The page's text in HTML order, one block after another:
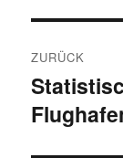
ZURÜCK
Vorheriger
Beitrag: